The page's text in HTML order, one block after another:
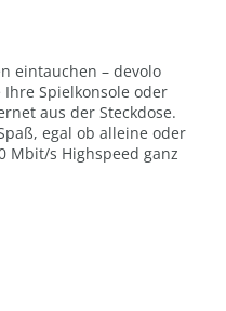
eintauchen – devolo
Spielkonsole oder
aus der Steckdose.
egal ob alleine oder
Mbit/s Highspeed ganz